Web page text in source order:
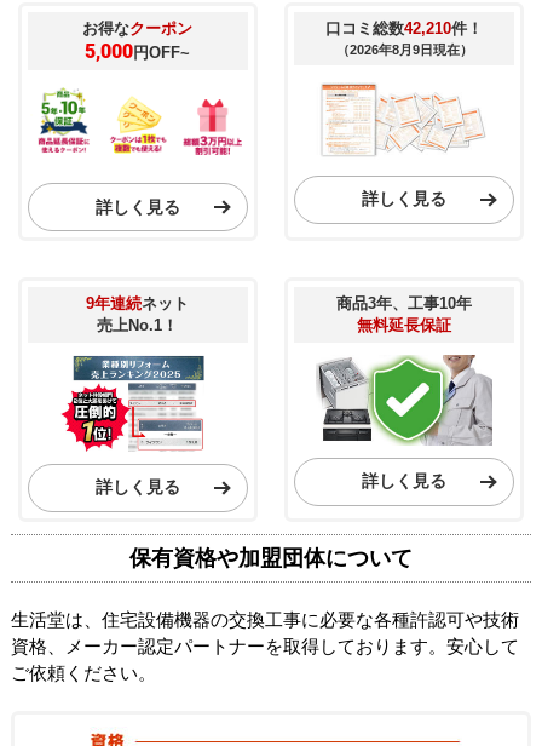
お得なクーポン
5,000円OFF~
詳しく見る
口コミ総数42,210件！
（2026年8月9日現在）
詳しく見る
9年連続ネット
売上No.1！
詳しく見る
商品3年、工事10年
無料延長保証
詳しく見る
保有資格や加盟団体について
生活堂は、住宅設備機器の交換工事に必要な各種許認可や技術
資格、メーカー認定パートナーを取得しております。安心して
ご依頼ください。